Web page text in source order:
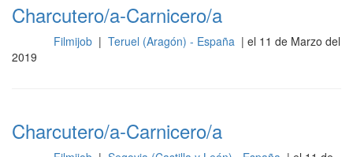
Charcutero/a-Carnicero/a
Filmijob | Teruel (Aragón) - España | el 11 de Marzo del
2019
Charcutero/a-Carnicero/a